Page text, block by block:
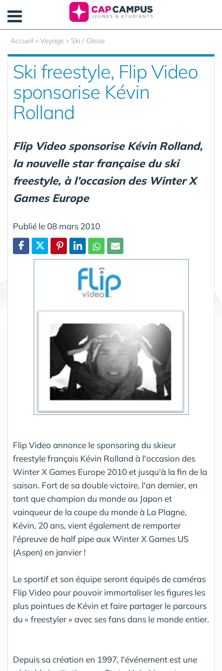
Accueil » Voyage » Ski / Glisse
Ski freestyle, Flip Video
sponsorise Kévin
Rolland
Flip Video sponsorise Kévin Rolland,
la nouvelle star française du ski
freestyle, à l’occasion des Winter X
Games Europe
Publié le 08 mars 2010
Partager
Flip Video annonce le sponsoring du skieur
freestyle français Kévin Rolland à l'occasion des
Winter X Games Europe 2010 et jusqu'à la fin de la
saison. Fort de sa double victoire, l'an dernier, en
tant que champion du monde au Japon et
vainqueur de la coupe du monde à La Plagne,
Kévin, 20 ans, vient également de remporter
l'épreuve de half pipe aux Winter X Games US
(Aspen) en janvier !
Le sportif et son équipe seront équipés de caméras
Flip Video pour pouvoir immortaliser les figures les
plus pointues de Kévin et faire partager le parcours
du « freestyler » avec ses fans dans le monde entier.
Depuis sa création en 1997, l'événement est une
Panneau de gestion des cookies